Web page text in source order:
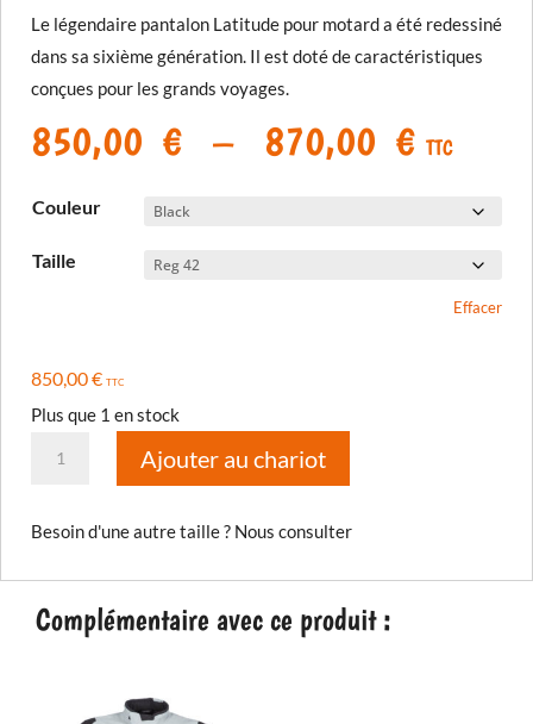
Le légendaire pantalon Latitude pour motard a été redessiné
dans sa sixième génération. Il est doté de caractéristiques
conçues pour les grands voyages.
850,00 € – 870,00 € Plage
de
prix :
TTC
Couleur
Taille
Effacer
850,00€ TTC
Plus que 1 en stock
quantité
pant
2026
Ajouter au chariot
Besoin d'une autre taille ? Nous consulter
Complémentaire avec ce produit :